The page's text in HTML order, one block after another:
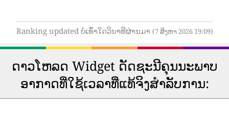
Ranking updated ບໍ່ເທົ່າໃດວິນາທີຜ່ານມາ (7 ສິງຫາ 2026 19:09)
ດາວ​ໂຫລດ Widget ດັດ​ຊະ​ນີ​ຄຸນ​ນະ​ພາບ​
ອາ​ກາດ​ທີ່​ໃຊ້​ເວ​ລາ​ທີ່​ແທ້​ຈິງ​ສໍາ​ລັບ​ການ​: